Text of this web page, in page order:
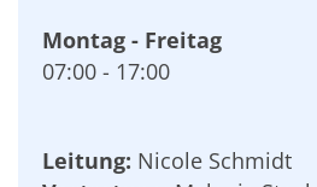
Montag - Freitag
07:00 - 17:00
Leitung: Nicole Schmidt